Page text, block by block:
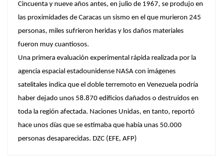
Cincuenta y nueve años antes, en julio de 1967, se produjo en
las proximidades de Caracas un sismo en el que murieron 245
personas, miles sufrieron heridas y los daños materiales
fueron muy cuantiosos.
Una primera evaluación experimental rápida realizada por la
agencia espacial estadounidense NASA con imágenes
satelitales indica que el doble terremoto en Venezuela podría
haber dejado unos 58.870 edificios dañados o destruidos en
toda la región afectada. Naciones Unidas, en tanto, reportó
hace unos días que se estimaba que había unas 50.000
personas desaparecidas. DZC (EFE, AFP)